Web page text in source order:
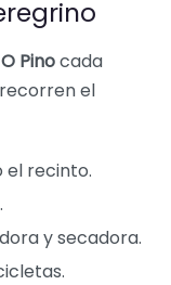
Pinocada
el
el recinto.
y secadora.